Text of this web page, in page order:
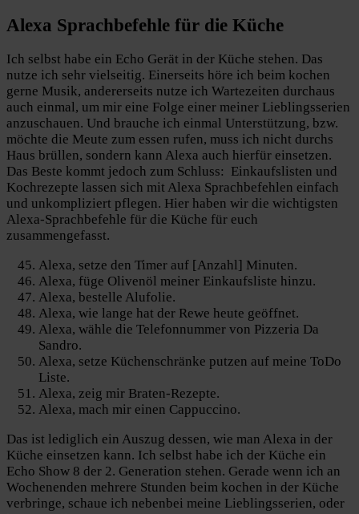
Alexa Sprachbefehle für die Küche
Ich selbst habe ein Echo Gerät in der Küche stehen. Das
nutze ich sehr vielseitig. Einerseits höre ich beim kochen
gerne Musik, andererseits nutze ich Wartezeiten durchaus
auch einmal, um mir eine Folge einer meiner Lieblingsserien
anzuschauen. Und brauche ich einmal Unterstützung, bzw.
möchte die Meute zum essen rufen, muss ich nicht durchs
Haus brüllen, sondern kann Alexa auch hierfür einsetzen.
Das Beste kommt jedoch zum Schluss: Einkaufslisten und
Kochrezepte lassen sich mit Alexa Sprachbefehlen einfach
und unkompliziert pflegen. Hier haben wir die wichtigsten
Alexa-Sprachbefehle für die Küche für euch
zusammengefasst.
Alexa, setze den Timer auf [Anzahl] Minuten.
Alexa, füge Olivenöl meiner Einkaufsliste hinzu.
Alexa, bestelle Alufolie.
Alexa, wie lange hat der Rewe heute geöffnet.
Alexa, wähle die Telefonnummer von Pizzeria Da
Sandro.
Alexa, setze Küchenschränke putzen auf meine ToDo
Liste.
Alexa, zeig mir Braten-Rezepte.
Alexa, mach mir einen Cappuccino.
Das ist lediglich ein Auszug dessen, wie man Alexa in der
Küche einsetzen kann. Ich selbst habe ich der Küche ein
Echo Show 8 der 2. Generation stehen. Gerade wenn ich an
Wochenenden mehrere Stunden beim kochen in der Küche
verbringe, schaue ich nebenbei meine Lieblingsserien, oder